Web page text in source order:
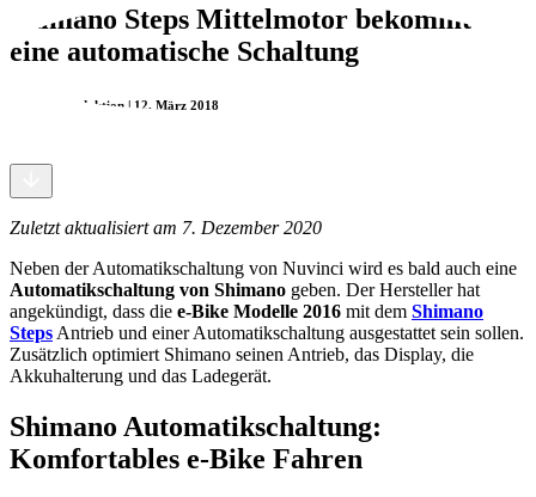
Shimano Steps Mittelmotor bekommt
eine automatische Schaltung
e-motion Redaktion | 12. März 2018
Zuletzt aktualisiert am 7. Dezember 2020
Neben der Automatikschaltung von Nuvinci wird es bald auch eine
Automatikschaltung von Shimano geben. Der Hersteller hat
angekündigt, dass die e-Bike Modelle 2016 mit dem Shimano
Steps Antrieb und einer Automatikschaltung ausgestattet sein sollen.
Zusätzlich optimiert Shimano seinen Antrieb, das Display, die
Akkuhalterung und das Ladegerät.
Shimano Automatikschaltung:
Komfortables e-Bike Fahren